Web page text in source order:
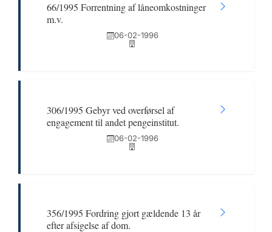
66/1995 Forrentning af låneomkostninger
m.v.
06-02-1996
306/1995 Gebyr ved overførsel af
engagement til andet pengeinstitut.
06-02-1996
356/1995 Fordring gjort gældende 13 år
efter afsigelse af dom.